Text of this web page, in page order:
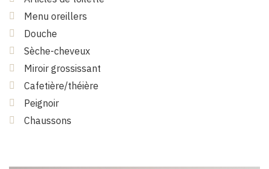
Menu oreillers
Douche
Sèche-cheveux
Miroir grossissant
Cafetière/théière
Peignoir
Chaussons